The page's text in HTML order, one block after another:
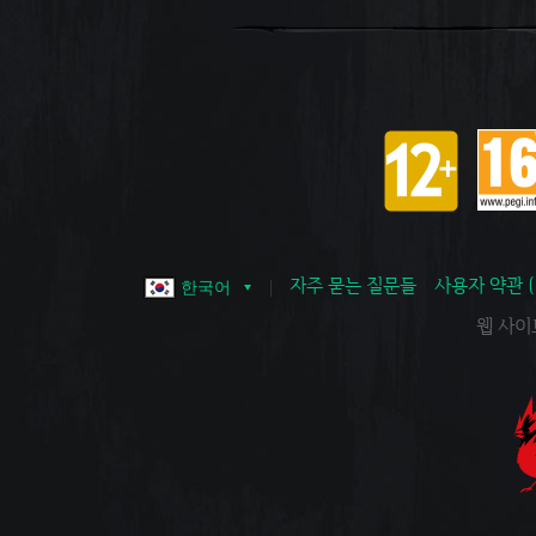
한국어 자주 묻는 질문들
사용자 약관
웹 사